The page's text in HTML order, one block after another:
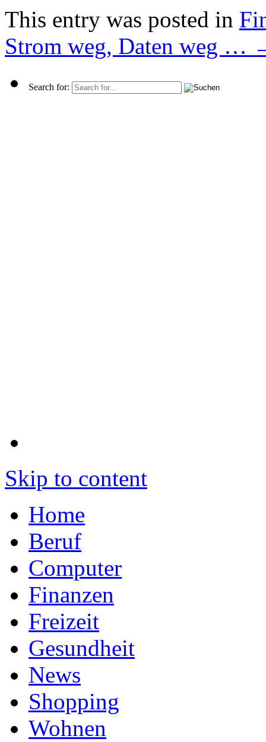
This entry was posted in
Strom weg, Daten weg …
Search for:
Skip to content
Home
Beruf
Computer
Finanzen
Freizeit
Gesundheit
News
Shopping
Wohnen